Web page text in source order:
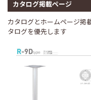
カタログ掲載ページ
カタログとホームページ掲
タログを優先します